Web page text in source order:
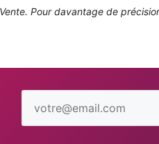
Pour davantage de
email